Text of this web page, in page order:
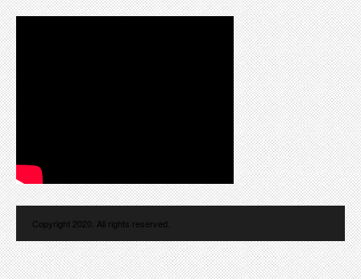
Copyright 2020. All rights reserved.